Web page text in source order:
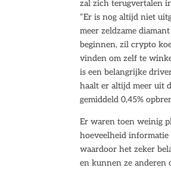
zal zich terugvertalen
“Er is nog altijd niet
meer zeldzame
beginnen, zil crypto
vinden om zelf te
is een belangrijke
haalt er altijd meer uit
gemiddeld 0,45%
Er waren toen weinig
hoeveelheid informatie
waardoor het zeker
en kunnen ze anderen